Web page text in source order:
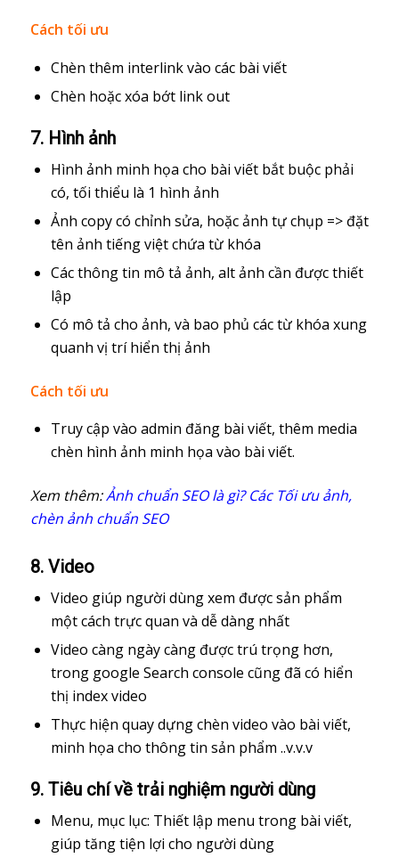
Cách tối ưu
Chèn thêm interlink vào các bài viết
Chèn hoặc xóa bớt link out
7. Hình ảnh
Hình ảnh minh họa cho bài viết bắt buộc phải
có, tối thiểu là 1 hình ảnh
Ảnh copy có chỉnh sửa, hoặc ảnh tự chụp => đặt
tên ảnh tiếng việt chứa từ khóa
Các thông tin mô tả ảnh, alt ảnh cần được thiết
lập
Có mô tả cho ảnh, và bao phủ các từ khóa xung
quanh vị trí hiển thị ảnh
Cách tối ưu
Truy cập vào admin đăng bài viết, thêm media
chèn hình ảnh minh họa vào bài viết.
Xem thêm:Ảnh chuẩn SEO là gì? Các Tối ưu ảnh,
chèn ảnh chuẩn SEO
8. Video
Video giúp người dùng xem được sản phẩm
một cách trực quan và dễ dàng nhất
Video càng ngày càng được trú trọng hơn,
trong google Search console cũng đã có hiển
thị index video
Thực hiện quay dựng chèn video vào bài viết,
minh họa cho thông tin sản phẩm ..v.v.v
9. Tiêu chí về trải nghiệm người dùng
Menu, mục lục: Thiết lập menu trong bài viết,
giúp tăng tiện lợi cho người dùng